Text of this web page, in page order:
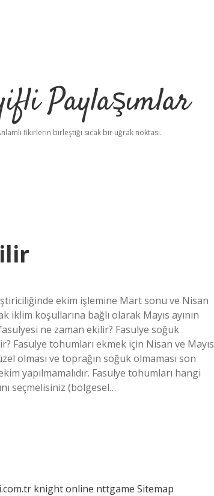
Paylaşımlar
fikirlerin birleştiği sıcak bir uğrak noktası.
ekim işlemine Mart sonu ve Nisan
koşullarına bağlı olarak Mayıs ayının
ne zaman ekilir? Fasulye soğuk
Fasulye tohumları ekmek için Nisan ve Mayıs
olması ve toprağın soğuk olmaması son
yapılmamalıdır. Fasulye tohumları hangi
seçmelisiniz (bölgesel…
knight online nttgame Sitemap